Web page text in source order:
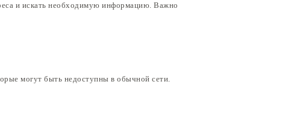
и искать необходимую информацию. Важно
могут быть недоступны в обычной сети.